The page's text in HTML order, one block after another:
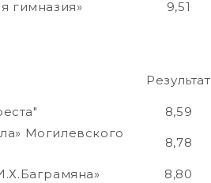
гимназия»
9,51
Результат
8,59
Могилевского
8,78
8,80